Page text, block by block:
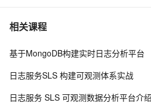
7 python 技术篇-logging模块的日志
8 SLS新版告警入门-旧版告警升级
deployment. See server log for
相关课程
基于MongoDB构建实时日志分析平台
日志服务SLS 构建可观测体系实战
日志服务 SLS 可观测数据分析平台介绍